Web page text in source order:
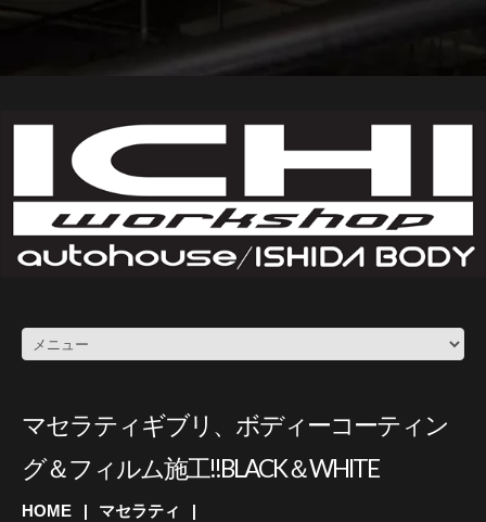
マセラティギブリ、ボディーコーティン
グ＆フィルム施工!!BLACK＆WHITE
HOME
マセラティ